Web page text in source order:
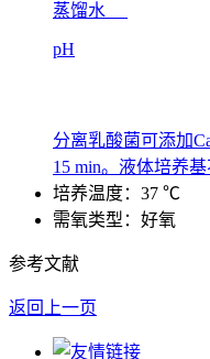
蒸馏水
pH
分离乳酸菌可添加
15 min。液体培养
培养温度：37 ℃
需氧类型：好氧
参考文献
返回上一页